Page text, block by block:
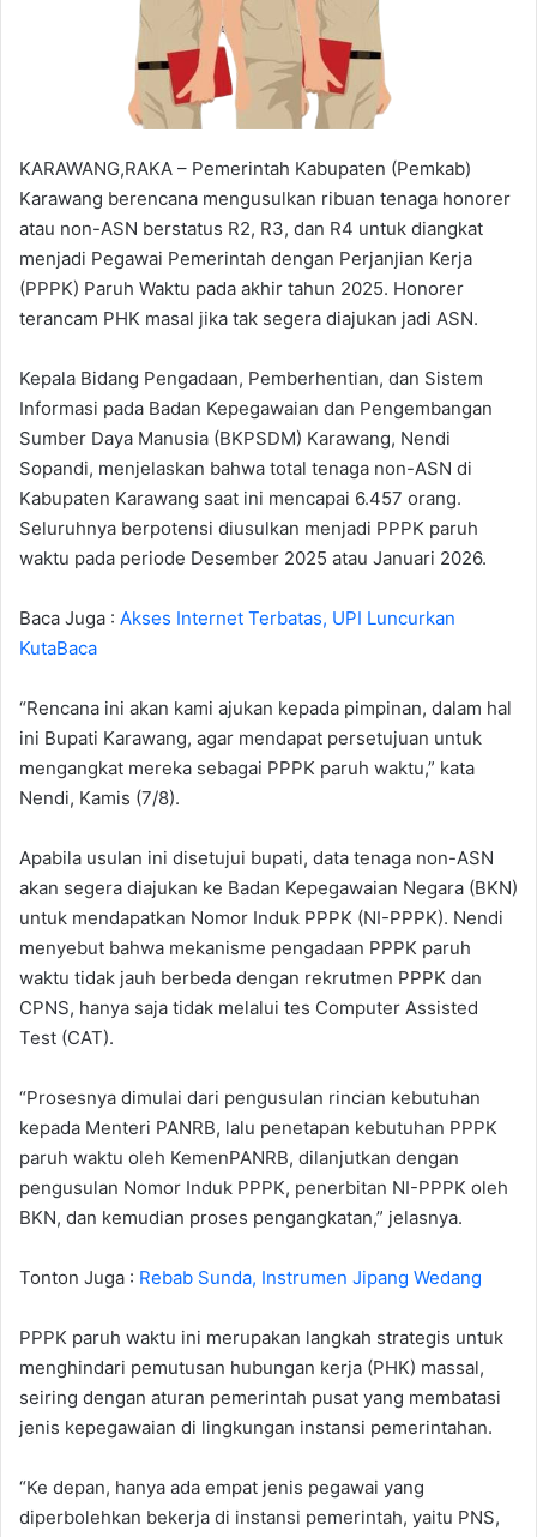
KARAWANG,RAKA – Pemerintah Kabupaten (Pemkab)
Karawang berencana mengusulkan ribuan tenaga honorer
atau non-ASN berstatus R2, R3, dan R4 untuk diangkat
menjadi Pegawai Pemerintah dengan Perjanjian Kerja
(PPPK) Paruh Waktu pada akhir tahun 2025. Honorer
terancam PHK masal jika tak segera diajukan jadi ASN.
Kepala Bidang Pengadaan, Pemberhentian, dan Sistem
Informasi pada Badan Kepegawaian dan Pengembangan
Sumber Daya Manusia (BKPSDM) Karawang, Nendi
Sopandi, menjelaskan bahwa total tenaga non-ASN di
Kabupaten Karawang saat ini mencapai 6.457 orang.
Seluruhnya berpotensi diusulkan menjadi PPPK paruh
waktu pada periode Desember 2025 atau Januari 2026.
Baca Juga : Akses Internet Terbatas, UPI Luncurkan
KutaBaca
“Rencana ini akan kami ajukan kepada pimpinan, dalam hal
ini Bupati Karawang, agar mendapat persetujuan untuk
mengangkat mereka sebagai PPPK paruh waktu,” kata
Nendi, Kamis (7/8).
Apabila usulan ini disetujui bupati, data tenaga non-ASN
akan segera diajukan ke Badan Kepegawaian Negara (BKN)
untuk mendapatkan Nomor Induk PPPK (NI-PPPK). Nendi
menyebut bahwa mekanisme pengadaan PPPK paruh
waktu tidak jauh berbeda dengan rekrutmen PPPK dan
CPNS, hanya saja tidak melalui tes Computer Assisted
Test (CAT).
“Prosesnya dimulai dari pengusulan rincian kebutuhan
kepada Menteri PANRB, lalu penetapan kebutuhan PPPK
paruh waktu oleh KemenPANRB, dilanjutkan dengan
pengusulan Nomor Induk PPPK, penerbitan NI-PPPK oleh
BKN, dan kemudian proses pengangkatan,” jelasnya.
Tonton Juga : Rebab Sunda, Instrumen Jipang Wedang
PPPK paruh waktu ini merupakan langkah strategis untuk
menghindari pemutusan hubungan kerja (PHK) massal,
seiring dengan aturan pemerintah pusat yang membatasi
jenis kepegawaian di lingkungan instansi pemerintahan.
“Ke depan, hanya ada empat jenis pegawai yang
diperbolehkan bekerja di instansi pemerintah, yaitu PNS,